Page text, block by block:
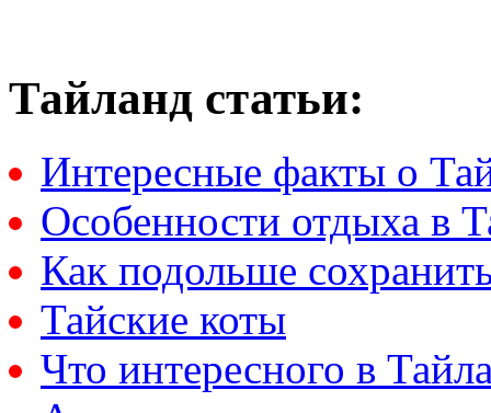
Тайланд статьи:
Интересные факты о
Особенности отдыха в
Как подольше
Тайские коты
Что интересного в